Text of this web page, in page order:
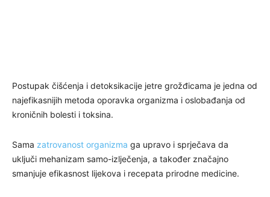
Postupak čišćenja i detoksikacije jetre grožđicama je jedna od
najefikasnijih metoda oporavka organizma i oslobađanja od
kroničnih bolesti i toksina.
Sama zatrovanost organizma ga upravo i sprječava da
uključi mehanizam samo-izlječenja, a također značajno
smanjuje efikasnost lijekova i recepata prirodne medicine.